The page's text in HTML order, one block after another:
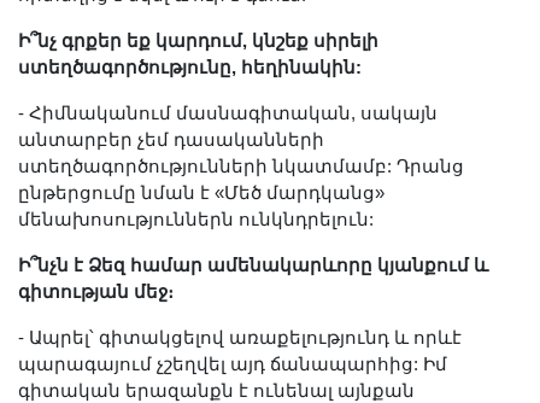
Ի՞նչ գրքեր եք կարդում, կնշեք սիրելի
ստեղծագործությունը, հեղինակին:
- Հիմնականում մասնագիտական, սակայն
անտարբեր չեմ դասականների
ստեղծագործությունների նկատմամբ: Դրանց
ընթերցումը նման է «Մեծ մարդկանց»
մենախոսություններն ունկնդրելուն:
Ի՞նչն է Ձեզ համար ամենակարևորը կյանքում և
գիտության մեջ։
- Ապրել՝ գիտակցելով առաքելությունդ և որևէ
պարագայում չշեղվել այդ ճանապարհից: Իմ
գիտական երազանքն է ունենալ այնքան